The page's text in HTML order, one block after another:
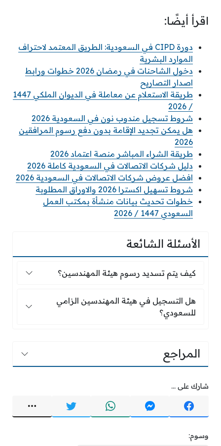
اقرأ أيضًا:
دورة CIPD في السعودية: الطريق المعتمد لاحتراف
الموارد البشرية
دخول الشاحنات في رمضان 2026 خطوات ورابط
اصدار التصاريح
طريقة الاستعلام عن معاملة في الديوان الملكي 1447
/ 2026
شروط تسجيل مندوب نون في السعودية 2026
هل يمكن تجديد الإقامة بدون دفع رسوم المرافقين
2026
طريقة الشراء المباشر منصة اعتماد 2026
دليل شركات الاتصالات في السعودية كاملة 2026
افضل عروض شركات الاتصالات في السعودية 2026
شروط تسهيل اكسترا 2026 والاوراق المطلوبة
خطوات تحديث بيانات منشأة بمكتب العمل
السعودي 1447 / 2026
الأسئلة الشائعة
كيف يتم تسديد رسوم هيئة المهندسين؟
كيف يتم تسديد رسوم هيئة المهندسين؟
هل التسجيل في هيئة المهندسين الزامي
هل التسجيل في هيئة المهندسين الزامي
للسعودي؟
المراجع
شارك على ...
وسوم: